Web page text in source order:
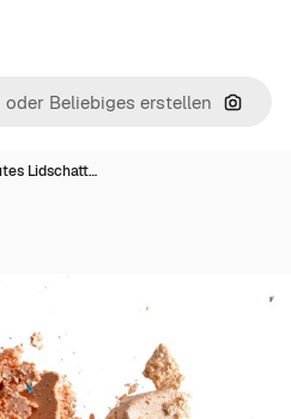
Nach
Lidschatt…